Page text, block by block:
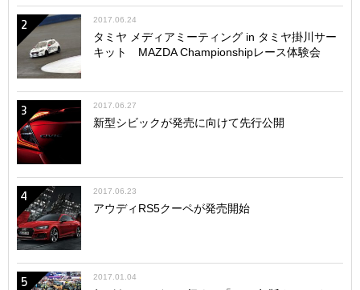
2 2017.06.24
タミヤ メディアミーティング in タミヤ掛川サー
キット MAZDA Championshipレース体験会
3 2017.06.27
新型シビックが発売に向けて先行公開
4 2017.06.23
アウディRS5クーペが発売開始
5 2017.01.04